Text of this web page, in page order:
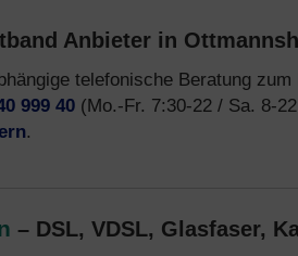
Anbieter in
telefonische Beratung
999 40 (Mo.-Fr. 7:30-22 / Sa. 8-
.
– DSL, VDSL, Glasfaser,